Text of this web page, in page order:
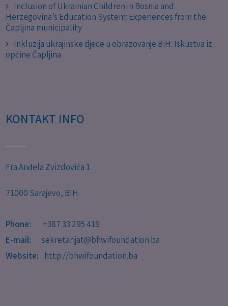
Inclusion of Ukrainian Children in Bosnia and
Herzegovina’s Education System: Experiences from the
Čapljina municipality
Inkluzija ukrajinske djece u obrazovanje BiH: Iskustva iz
općine Čapljina
KONTAKT INFO
Fra Anđela Zvizdovića 1
71000 Sarajevo, BIH
Phone:
+387 33 295 418
E-mail:
sekretarijat@bhwifoundation.ba
Website:
http://bhwifoundation.ba